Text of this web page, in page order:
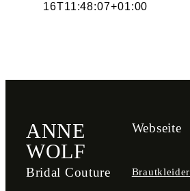
16T11:48:07+01:00
ANNE
WOLF
Bridal Couture
Webseite
Brautkleider